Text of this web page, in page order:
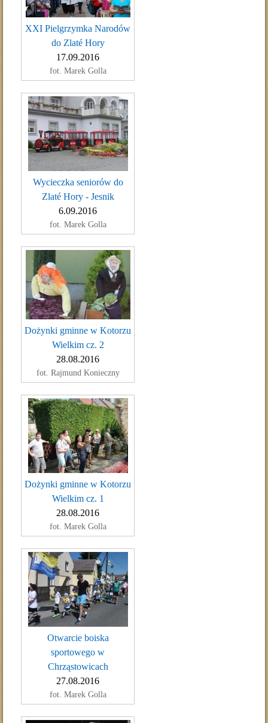
XXI Pielgrzymka Narodów
do Zlaté Hory
17.09.2016
fot. Marek Golla
Wycieczka seniorów do
Zlaté Hory - Jesnik
6.09.2016
fot. Marek Golla
Dożynki gminne w Kotorzu
Wielkim cz. 2
28.08.2016
fot. Rajmund Konieczny
Dożynki gminne w Kotorzu
Wielkim cz. 1
28.08.2016
fot. Marek Golla
Otwarcie boiska
sportowego w
Chrząstowicach
27.08.2016
fot. Marek Golla